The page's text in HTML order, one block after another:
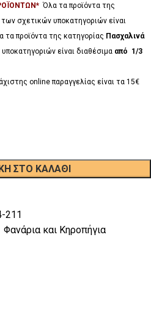
Όλα τα προϊόντα της
σχετικών υποκατηγοριών είναι
τα προϊόντα της κατηγορίας Πασχαλινά
είναι διαθέσιμα από 1/3
online παραγγελίας είναι τα 15€
ΣΤΟ ΚΑΛΆΘΙ
211
Φανάρια και Κηροπήγια